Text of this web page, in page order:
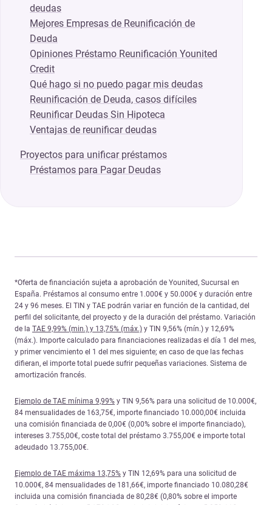
deudas
Mejores Empresas de Reunificación de
Deuda
Opiniones Préstamo Reunificación Younited
Credit
Qué hago si no puedo pagar mis deudas
Reunificación de Deuda, casos difíciles
Reunificar Deudas Sin Hipoteca
Ventajas de reunificar deudas
Proyectos para unificar préstamos
Préstamos para Pagar Deudas
*Oferta de financiación sujeta a aprobación de Younited, Sucursal en
España. Préstamos al consumo entre 1.000€ y 50.000€ y duración entre
24 y 96 meses. El TIN y TAE podrán variar en función de la cantidad, del
perfil del solicitante, del proyecto y de la duración del préstamo. Variación
de la TAE 9,99% (min.) y 13,75% (máx.) y TIN 9,56% (mín.) y 12,69%
(máx.). Importe calculado para financiaciones realizadas el día 1 del mes,
y primer vencimiento el 1 del mes siguiente; en caso de que las fechas
difieran, el importe total puede sufrir pequeñas variaciones. Sistema de
amortización francés.
Ejemplo de TAE mínima 9,99% y TIN 9,56% para una solicitud de 10.000€,
84 mensualidades de 163,75€, importe financiado 10.000,00€ incluida
una comisión financiada de 0,00€ (0,00% sobre el importe financiado),
intereses 3.755,00€, coste total del préstamo 3.755,00€ e importe total
adeudado 13.755,00€.
Ejemplo de TAE máxima 13,75% y TIN 12,69% para una solicitud de
10.000€, 84 mensualidades de 181,66€, importe financiado 10.080,28€
incluida una comisión financiada de 80,28€ (0,80% sobre el importe